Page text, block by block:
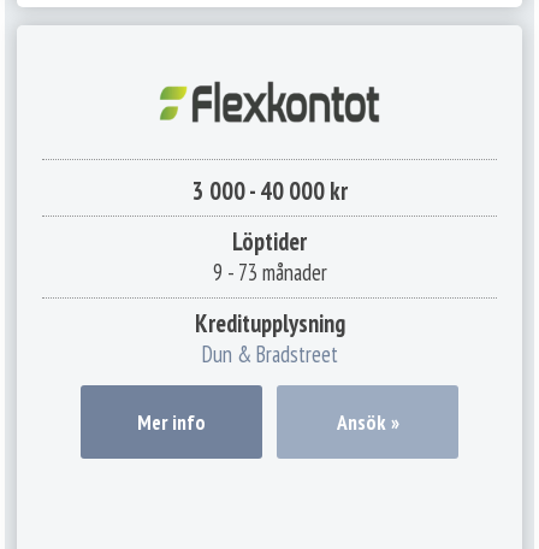
3 000 - 40 000 kr
Löptider
9 - 73 månader
Kreditupplysning
Dun & Bradstreet
Mer info Ansök »